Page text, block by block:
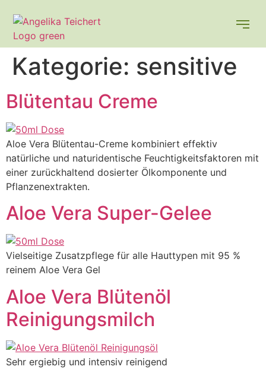
Kategorie: sensitive
Blütentau Creme
Aloe Vera Blütentau-Creme kombiniert effektiv
natürliche und naturidentische Feuchtigkeitsfaktoren mit
einer zurückhaltend dosierter Ölkomponente und
Pflanzenextrakten.
Aloe Vera Super-Gelee
Vielseitige Zusatzpflege für alle Hauttypen mit 95 %
reinem Aloe Vera Gel
Aloe Vera Blütenöl
Reinigungsmilch
Sehr ergiebig und intensiv reinigend